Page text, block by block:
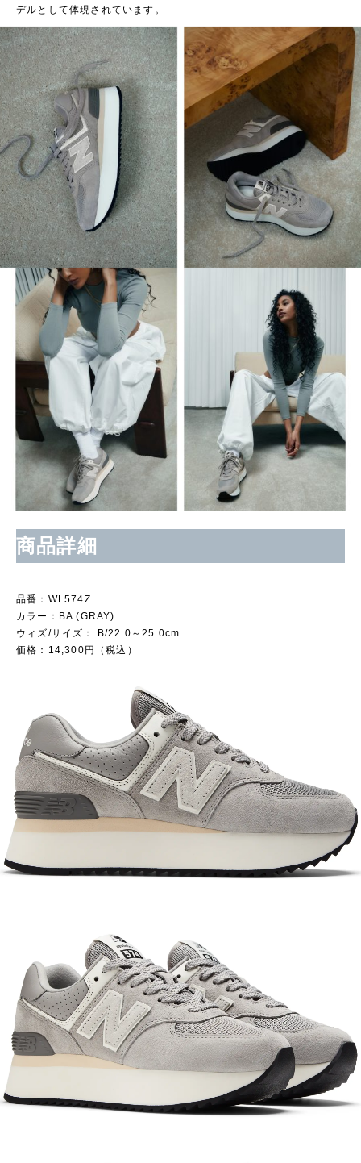
デルとして体現されています。
商品詳細
品番：WL574Z
カラー：BA (GRAY)
ウィズ/サイズ： B/22.0～25.0cm
価格：14,300円（税込）